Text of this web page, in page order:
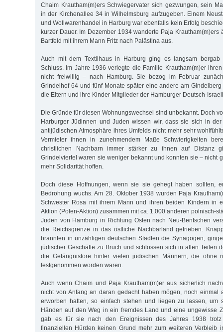
Chaim Krautham(m)ers Schwiegervater sich gezwungen, sein
in der Kirchenallee 34 in Wilhelmsburg aufzugeben. Einem
und Wollwarenhandel in Harburg war ebenfalls kein Erfolg
kurzer Dauer. Im Dezember 1934 wanderte Paja Krautham(m)ers
Bartfeld mit ihrem Mann Fritz nach Palästina aus.
Auch mit dem Textilhaus in Harburg ging es langsam
Schluss. Im Jahre 1936 verlegte die Familie Krautham(m)er
nicht freiwillig – nach Hamburg. Sie bezog im Februar
Grindelhof 64 und fünf Monate später eine andere am
die Eltern und ihre Kinder Mitglieder der Hamburger Deutsch-
Die Gründe für diesen Wohnungswechsel sind unbekannt. Doch
Harburger Jüdinnen und Juden wissen wir, dass sie sich in der
antijüdischen Atmosphäre ihres Umfelds nicht mehr sehr
Vermieter ihnen in zunehmendem Maße Schwierigkeiten
christlichen Nachbarn immer stärker zu ihnen auf Distanz
Grindelviertel waren sie weniger bekannt und konnten sie – nicht
mehr Solidarität hoffen.
Doch diese Hoffnungen, wenn sie sie gehegt haben sollten,
Bedrohung wuchs. Am 28. Oktober 1938 wurden Paja
Schwester Rosa mit ihrem Mann und ihren beiden Kindern in
Aktion (Polen-Aktion) zusammen mit ca. 1.000 anderen polnisch-
Juden von Hamburg in Richtung Osten nach Neu-Bentschen
die Reichsgrenze in das östliche Nachbarland getrieben.
brannten in unzähligen deutschen Städten die Synagogen,
jüdischer Geschäfte zu Bruch und schlossen sich in allen Teilen
die Gefängnistore hinter vielen jüdischen Männern, die ohne
festgenommen worden waren.
Auch wenn Chaim und Paja Krautham(m)er aus sicherlich
nicht von Anfang an daran gedacht haben mögen, noch einmal
erworben hatten, so einfach stehen und liegen zu lassen, um
Händen auf den Weg in ein fremdes Land und eine ungewisse
gab es für sie nach den Ereignissen des Jahres 1938
finanziellen Hürden keinen Grund mehr zum weiteren Verbleib